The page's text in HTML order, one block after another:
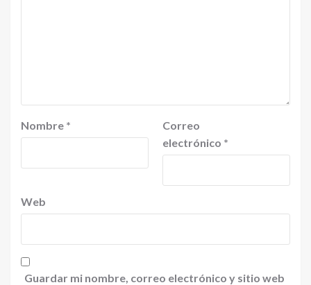
Nombre *
Correo
electrónico *
Web
Guardar mi nombre, correo electrónico y sitio web